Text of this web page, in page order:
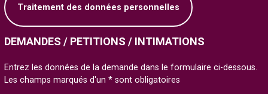
Traitement des données personnelles
DEMANDES / PETITIONS / INTIMATIONS
Entrez les données de la demande dans le formulaire ci-dessous.
Les champs marqués d'un * sont obligatoires